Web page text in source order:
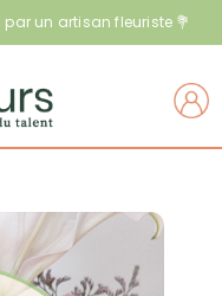
un artisan fleuriste 💐